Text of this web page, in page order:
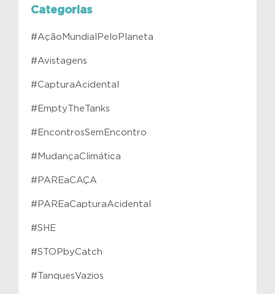
Categorias
#AçãoMundialPeloPlaneta
#Avistagens
#CapturaAcidental
#EmptyTheTanks
#EncontrosSemEncontro
#MudançaClimática
#PAREaCAÇA
#PAREaCapturaAcidental
#SHE
#STOPbyCatch
#TanquesVazios